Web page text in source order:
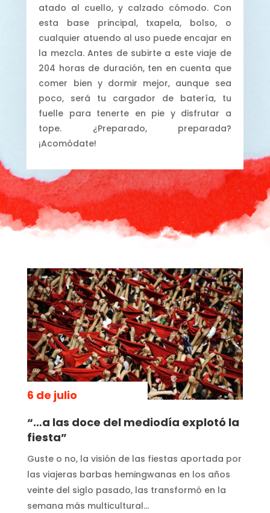
atado al cuello, y calzado cómodo. Con
esta base principal, txapela, bolso, o
cualquier atuendo al uso puede encajar en
la mezcla. Antes de subirte a este viaje de
204 horas de duración, ten en cuenta que
comer bien y dormir mejor, aunque sea
poco, será tu cargador de batería, tu
fuelle para tenerte en pie y disfrutar a
tope. ¿Preparado, preparada?
¡Acomódate!
6 de julio
“…a las doce del mediodía explotó la
fiesta”
Guste o no, la visión de las fiestas aportada por
las viajeras barbas hemingwanas en los años
veinte del siglo pasado, las transformó en la
semana más multicultural…